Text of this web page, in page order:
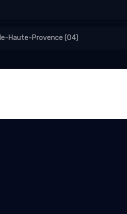
Haute-Provence (04)